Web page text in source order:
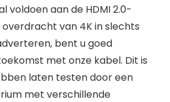
voldoen aan de HDMI 2.0-
van 4K in slechts
bent u goed
met onze kabel. Dit is
laten testen door een
met verschillende